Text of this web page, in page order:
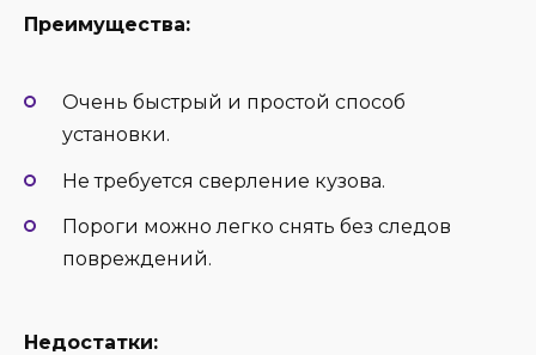
Преимущества:
Очень быстрый и простой способ
установки.
Не требуется сверление кузова.
Пороги можно легко снять без следов
повреждений.
Недостатки: